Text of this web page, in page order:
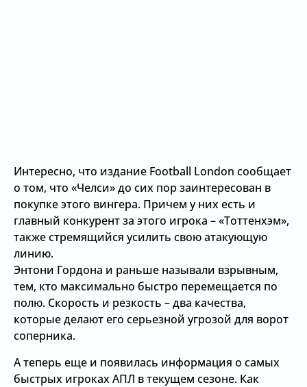
Интересно, что издание Football London сообщает
о том, что «Челси» до сих пор заинтересован в
покупке этого вингера. Причем у них есть и
главный конкурент за этого игрока – «Тоттенхэм»,
также стремящийся усилить свою атакующую
линию.
Энтони Гордона и раньше называли взрывным,
тем, кто максимально быстро перемещается по
полю. Скорость и резкость – два качества,
которые делают его серьезной угрозой для ворот
соперника.
А теперь еще и появилась информация о самых
быстрых игроках АПЛ в текущем сезоне. Как